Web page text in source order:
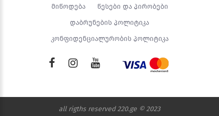
მიწოდება
წესები და პირობები
დაბრუნების პოლიტიკა
კონფიდენციალურობის პოლიტიკა
all rigths reserved 220.ge © 2023